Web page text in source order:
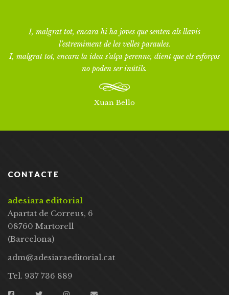
I, malgrat tot, encara hi ha joves que senten als llavis
l’estremiment de les velles paraules.
I, malgrat tot, encara la idea s’alça perenne, dient que els esforços
no poden ser inútils.
Xuan Bello
CONTACTE
adesiara editorial
Apartat de Correus, 6
08760 Martorell
(Barcelona)
adm@adesiaraeditorial.cat
Tel. 937 736 889